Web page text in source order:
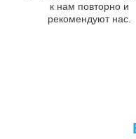
к нам повторно и
рекомендуют нас.